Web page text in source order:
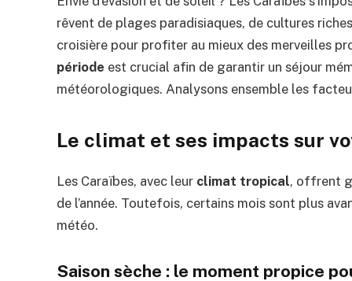
rêvent de plages paradisiaques, de cultures
croisière pour profiter au mieux des merveilles
période est crucial afin de garantir un séjour
météorologiques. Analysons ensemble les
Le climat et ses impacts sur
Les Caraïbes, avec leur climat tropical, offrent
de l’année. Toutefois, certains mois sont plus
météo.
Saison sèche : le moment propice